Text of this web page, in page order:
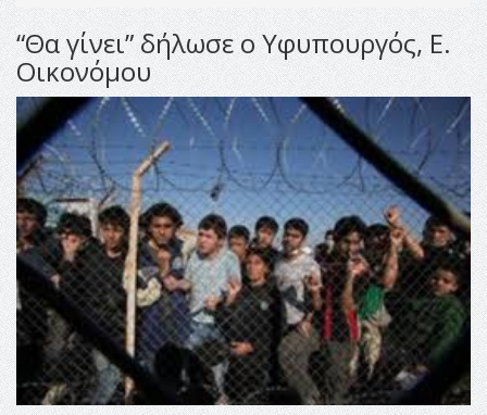
“Θα γίνει” δήλωσε ο Υφυπουργός, Ε.
Οικονόμου